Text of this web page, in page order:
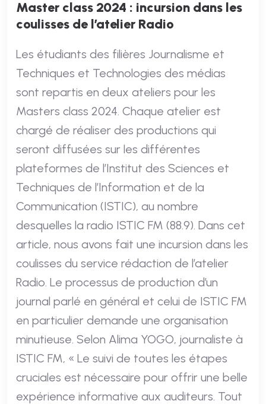
Master class 2024 : incursion dans les
coulisses de l’atelier Radio
Les étudiants des filières Journalisme et
Techniques et Technologies des médias
sont repartis en deux ateliers pour les
Masters class 2024. Chaque atelier est
chargé de réaliser des productions qui
seront diffusées sur les différentes
plateformes de l’Institut des Sciences et
Techniques de l’Information et de la
Communication (ISTIC), au nombre
desquelles la radio ISTIC FM (88.9). Dans cet
article, nous avons fait une incursion dans les
coulisses du service rédaction de l’atelier
Radio. Le processus de production d’un
journal parlé en général et celui de ISTIC FM
en particulier demande une organisation
minutieuse. Selon Alima YOGO, journaliste à
ISTIC FM, « Le suivi de toutes les étapes
cruciales est nécessaire pour offrir une belle
expérience informative aux auditeurs. Tout